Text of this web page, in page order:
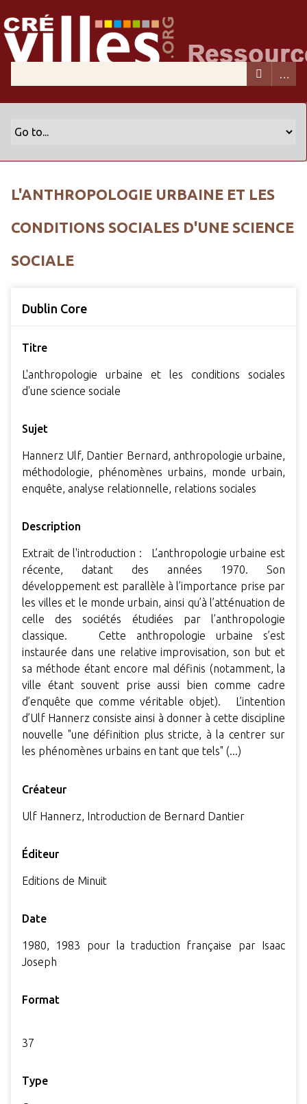
L'ANTHROPOLOGIE URBAINE ET LES
CONDITIONS SOCIALES D'UNE SCIENCE
SOCIALE
Dublin Core
Titre
L'anthropologie urbaine et les conditions sociales
d'une science sociale
Sujet
Hannerz Ulf, Dantier Bernard, anthropologie urbaine,
méthodologie, phénomènes urbains, monde urbain,
enquête, analyse relationnelle, relations sociales
Description
Extrait de l'introduction : L’anthropologie urbaine est
récente, datant des années 1970. Son
développement est parallèle à l’importance prise par
les villes et le monde urbain, ainsi qu’à l’atténuation de
celle des sociétés étudiées par l’anthropologie
classique. Cette anthropologie urbaine s’est
instaurée dans une relative improvisation, son but et
sa méthode étant encore mal définis (notamment, la
ville étant souvent prise aussi bien comme cadre
d’enquête que comme véritable objet). L’intention
d’Ulf Hannerz consiste ainsi à donner à cette discipline
nouvelle "une définition plus stricte, à la centrer sur
les phénomènes urbains en tant que tels" (...)
Créateur
Ulf Hannerz, Introduction de Bernard Dantier
Éditeur
Editions de Minuit
Date
1980, 1983 pour la traduction française par Isaac
Joseph
Format
37
Type